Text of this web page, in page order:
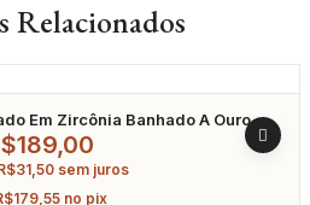
Relacionados
Em Zircônia Banhado A Ouro
189,00
31,50 sem juros
179,55 no pix